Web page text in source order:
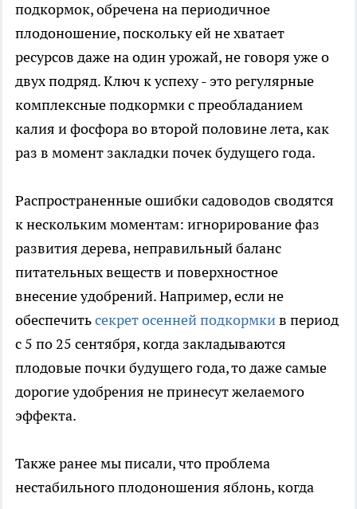
подкормок, обречена на периодичное
плодоношение, поскольку ей не хватает
ресурсов даже на один урожай, не говоря уже о
двух подряд. Ключ к успеху - это регулярные
комплексные подкормки с преобладанием
калия и фосфора во второй половине лета, как
раз в момент закладки почек будущего года.
Распространенные ошибки садоводов сводятся
к нескольким моментам: игнорирование фаз
развития дерева, неправильный баланс
питательных веществ и поверхностное
внесение удобрений. Например, если не
обеспечитьсекрет осенней подкормкив период
с 5 по 25 сентября, когда закладываются
плодовые почки будущего года, то даже самые
дорогие удобрения не принесут желаемого
эффекта.
Также ранее мы писали, что проблема
нестабильного плодоношения яблонь, когда